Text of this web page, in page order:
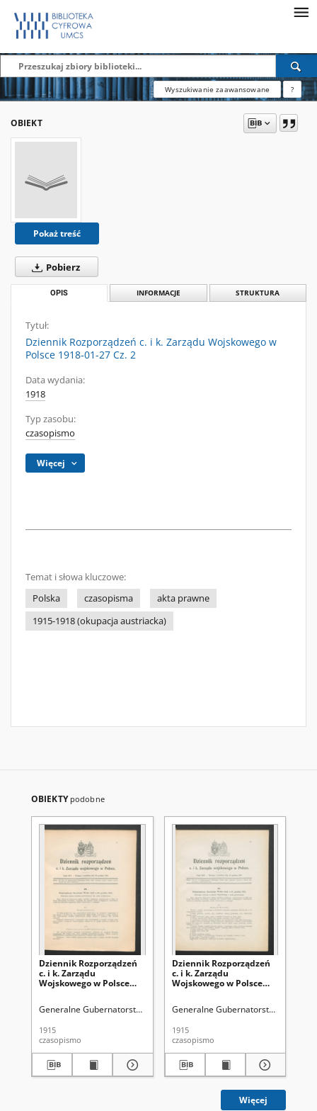
Wyszukiwanie zaawansowane ?
OBIEKT
Pokaż treść
Pobierz
OPIS INFORMACJE STRUKTURA
Tytuł:
Dziennik Rozporządzeń c. i k. Zarządu Wojskowego w
Polsce 1918-01-27 Cz. 2
Data wydania:
1918
Typ zasobu:
czasopismo
Więcej
Temat i słowa kluczowe:
Polska
czasopisma
akta prawne
1915-1918 (okupacja austriacka)
OBIEKTY podobne
Dziennik Rozporządzeń
c. i k. Zarządu
Wojskowego w Polsce
Generalne Gubernatorstwo (1915-1918 ; terytorium pod okupacją
1915
czasopismo
Dziennik Rozporządzeń
c. i k. Zarządu
Wojskowego w Polsce
Generalne Gubernatorstwo (1915-
1915
czasopismo
Więcej